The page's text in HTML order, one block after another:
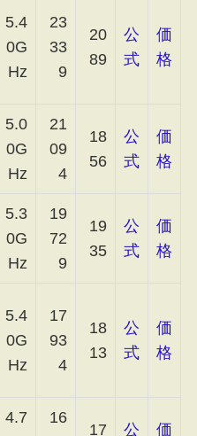
5.4
0G
Hz
23
33
9
20
89
公
式
価
格
5.0
0G
Hz
21
09
4
18
56
公
式
価
格
5.3
0G
Hz
19
72
9
19
35
公
式
価
格
5.4
0G
Hz
17
93
4
18
13
公
式
価
格
4.7
16
17 公 価